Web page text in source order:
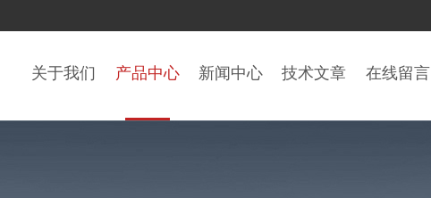
关于我们 产品中心 新闻中心 技术文章 在线留言